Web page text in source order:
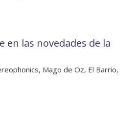
en las novedades de la
Mago de Oz, El Barrio,